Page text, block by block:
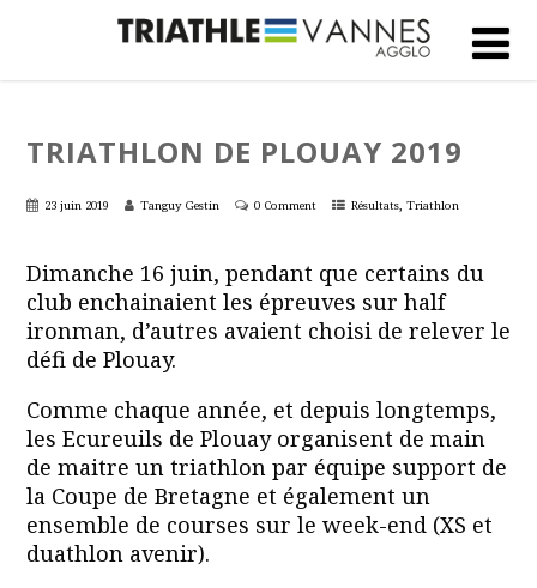
TRIATHLON DE PLOUAY 2019
23 juin 2019 Tanguy Gestin 0 Comment Résultats, Triathlon
Dimanche 16 juin, pendant que certains du
club enchainaient les épreuves sur half
ironman, d’autres avaient choisi de relever le
défi de Plouay.
Comme chaque année, et depuis longtemps,
les Ecureuils de Plouay organisent de main
de maitre un triathlon par équipe support de
la Coupe de Bretagne et également un
ensemble de courses sur le week-end (XS et
duathlon avenir).